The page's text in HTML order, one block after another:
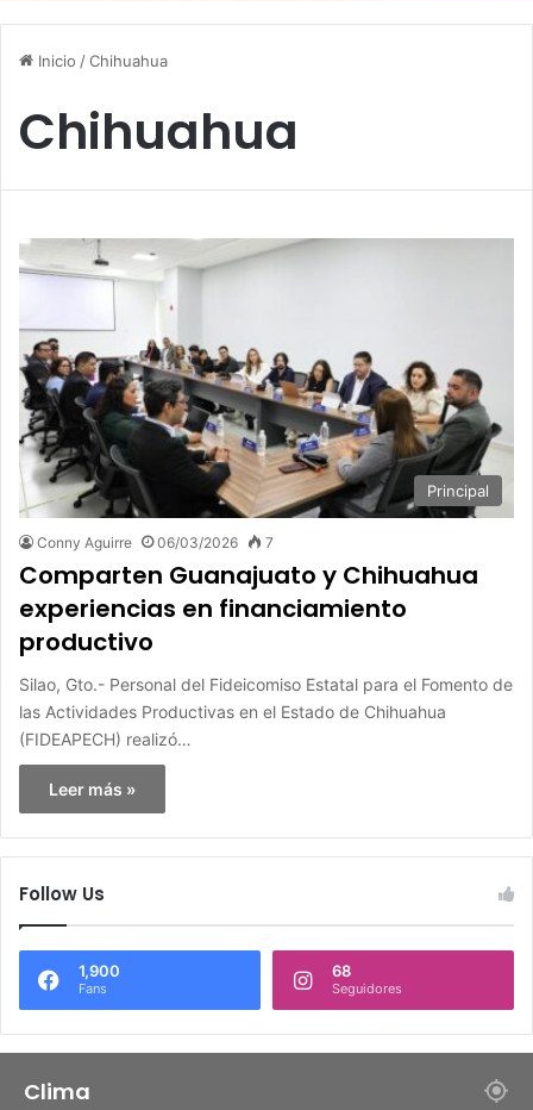
Inicio /Chihuahua
Chihuahua
Principal
Conny Aguirre 06/03/2026 7
Comparten Guanajuato y Chihuahua
experiencias en financiamiento
productivo
Silao, Gto.- Personal del Fideicomiso Estatal para el Fomento de
las Actividades Productivas en el Estado de Chihuahua
(FIDEAPECH) realizó…
Leer más »
Follow Us
1,900
Fans
68
Seguidores
Clima